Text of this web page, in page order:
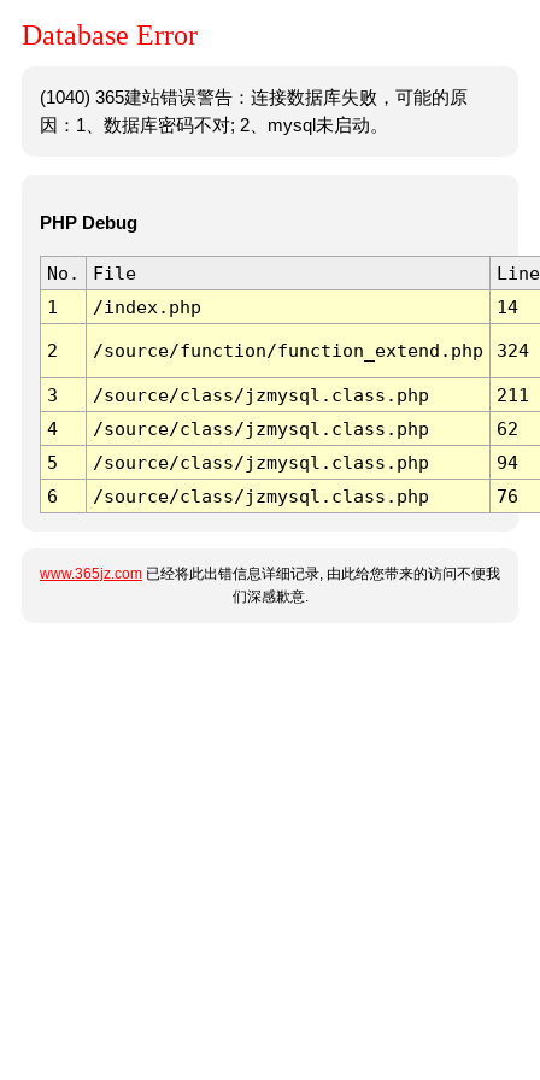
Database Error
(1040) 365建站错误警告：连接数据库失败，可能的原
因：1、数据库密码不对; 2、mysql未启动。
PHP Debug
No. File
Line
1
/index.php 14
2 /source/function/function_extend.php 324
3 /source/class/jzmysql.class.php
211
4
/source/class/jzmysql.class.php
62
5
/source/class/jzmysql.class.php
94
6
/source/class/jzmysql.class.php 76
www.365jz.com 已经将此出错信息详细记录, 由此给您带来的访问不便我
们深感歉意.